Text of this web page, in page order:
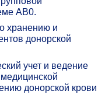
АВ0.
хранению и
донорской
учет и ведение
донорской крови